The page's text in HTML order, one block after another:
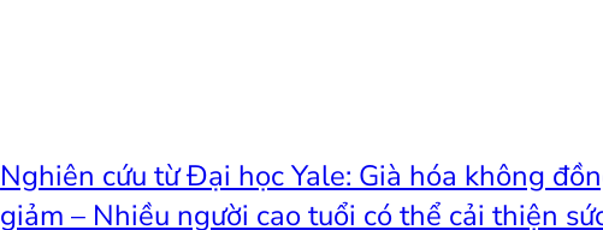
Nghiên cứu từ Đại học Yale: Già hóa không
giảm – Nhiều người cao tuổi có thể cải thiện